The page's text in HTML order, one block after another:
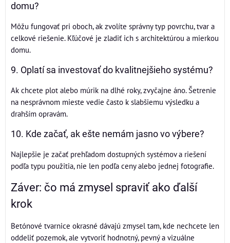
domu?
Môžu fungovať pri oboch, ak zvolíte správny typ povrchu, tvar a
celkové riešenie. Kľúčové je zladiť ich s architektúrou a mierkou
domu.
9. Oplatí sa investovať do kvalitnejšieho systému?
Ak chcete plot alebo múrik na dlhé roky, zvyčajne áno. Šetrenie
na nesprávnom mieste vedie často k slabšiemu výsledku a
drahším opravám.
10. Kde začať, ak ešte nemám jasno vo výbere?
Najlepšie je začať prehľadom dostupných systémov a riešení
podľa typu použitia, nie len podľa ceny alebo jednej fotografie.
Záver: čo má zmysel spraviť ako ďalší
krok
Betónové tvarnice okrasné dávajú zmysel tam, kde nechcete len
oddeliť pozemok, ale vytvoriť hodnotný, pevný a vizuálne